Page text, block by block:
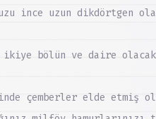
ince uzun dikdörtgen
ikiye bölün ve daire
çemberler elde etmiş